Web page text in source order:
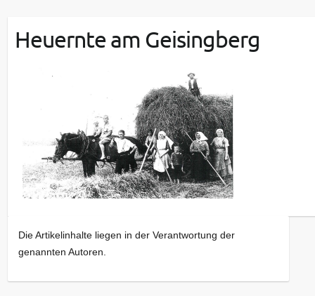
Heuernte am Geisingberg
Die Artikelinhalte liegen in der Verantwortung der
genannten Autoren.